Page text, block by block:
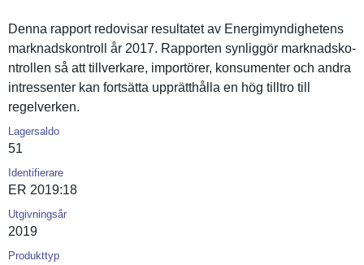
Denna rapport redovisar resultatet av Energimynd­ighetens
marknadsko­ntroll år 2017. Rapporten synliggör marknadsko­
ntrollen så att tillverkar­e, importörer, konsumente­r och andra
intressent­er kan fortsätta upprätthål­la en hög tilltro till
regelverke­n.
Lagersaldo
51
Identifierare
ER 2019:18
Utgivningsår
2019
Produkttyp